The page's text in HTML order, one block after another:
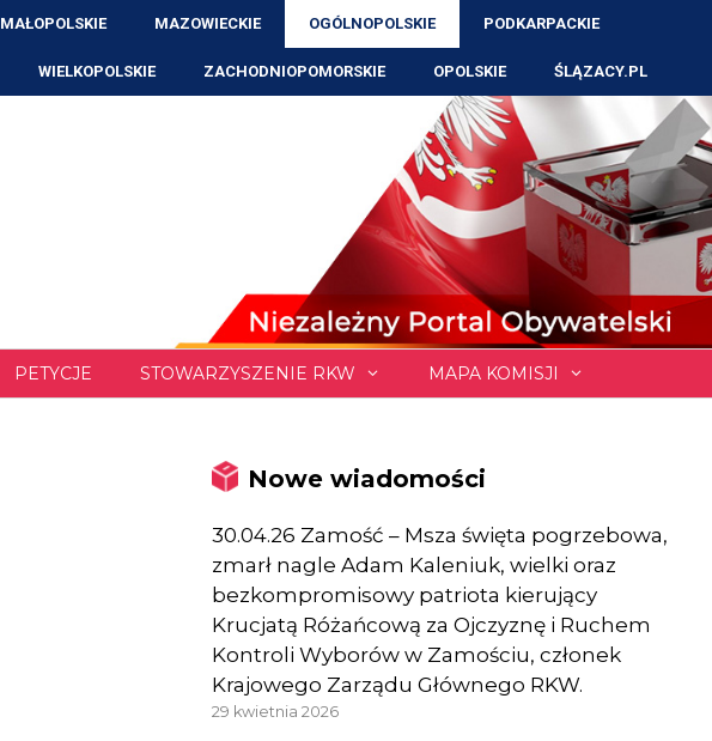
MAŁOPOLSKIE MAZOWIECKIE OGÓLNOPOLSKIE PODKARPACKIE
WIELKOPOLSKIE ZACHODNIOPOMORSKIE OPOLSKIE ŚLĄZACY.PL
PETYCJE STOWARZYSZENIE RKW MAPA KOMISJI
Nowe wiadomości
30.04.26 Zamość – Msza święta pogrzebowa,
zmarł nagle Adam Kaleniuk, wielki oraz
bezkompromisowy patriota kierujący
Krucjatą Różańcową za Ojczyznę i Ruchem
Kontroli Wyborów w Zamościu, członek
Krajowego Zarządu Głównego RKW.
29 kwietnia 2026